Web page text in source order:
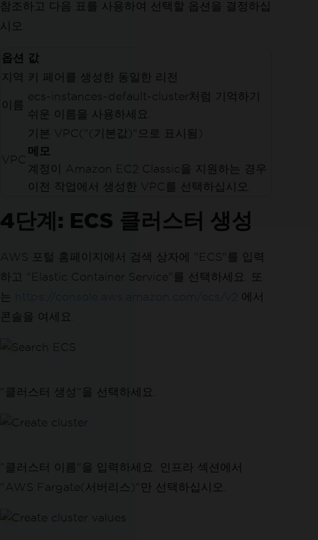
참조하고 다음 표를 사용하여 선택할 옵션을 결정하십
시오.
옵션
값
지역
키 페어를 생성한 동일한 리전
이름
ecs-instances-default-cluster처럼 기억하기
쉬운 이름을 사용하세요.
VPC
기본 VPC("(기본값)"으로 표시됨)
메모
계정이 Amazon EC2 Classic을 지원하는 경우
이전 작업에서 생성한 VPC를 선택하십시오.
4단계: ECS 클러스터 생성
AWS 포털 홈페이지에서 검색 상자에 "ECS"를 입력
하고 "Elastic Container Service"를 선택하세요. 또
는
https://console.aws.amazon.com/ecs/v2 에서
콘솔을 여세요.
"클러스터 생성"을 선택하세요.
"클러스터 이름"을 입력하세요. 인프라 섹션에서
"AWS Fargate(서버리스)"만 선택하십시오.